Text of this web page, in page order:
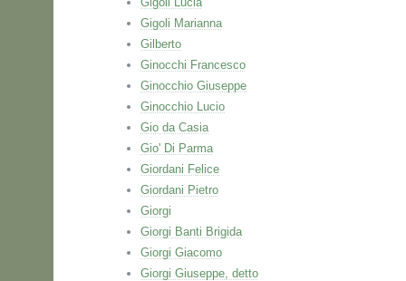
Gigoli Marianna
Gilberto
Ginocchi Francesco
Ginocchio Giuseppe
Ginocchio Lucio
Gio da Casia
Gio' Di Parma
Giordani Felice
Giordani Pietro
Giorgi
Giorgi Banti Brigida
Giorgi Giacomo
Giorgi Giuseppe, detto